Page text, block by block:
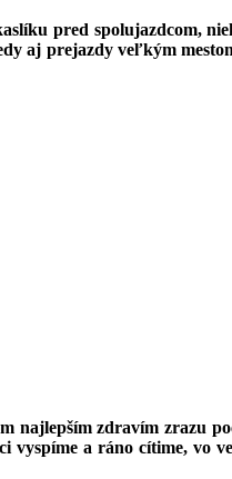
pred spolujazdcom,
aj prejazdy veľkým
najlepším zdravím zrazu
vyspíme a ráno cítime, vo